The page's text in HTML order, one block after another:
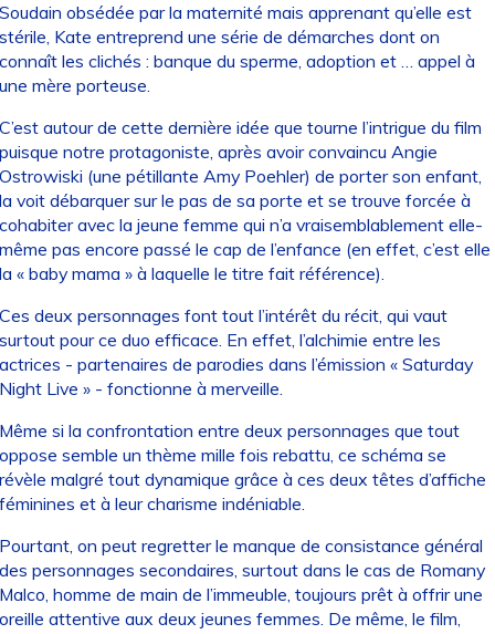
obsédée par la maternité mais apprenant qu’elle est
Kate entreprend une série de démarches dont on
les clichés : banque du sperme, adoption et … appel à
mère porteuse.
autour de cette dernière idée que tourne l’intrigue du film
notre protagoniste, après avoir convaincu Angie
(une pétillante Amy Poehler) de porter son enfant,
voit débarquer sur le pas de sa porte et se trouve forcée à
avec la jeune femme qui n’a vraisemblablement elle-
pas encore passé le cap de l’enfance (en effet, c’est elle
« baby mama » à laquelle le titre fait référence).
deux personnages font tout l’intérêt du récit, qui vaut
pour ce duo efficace. En effet, l’alchimie entre les
- partenaires de parodies dans l’émission « Saturday
Live » - fonctionne à merveille.
si la confrontation entre deux personnages que tout
semble un thème mille fois rebattu, ce schéma se
malgré tout dynamique grâce à ces deux têtes d’affiche
et à leur charisme indéniable.
on peut regretter le manque de consistance général
personnages secondaires, surtout dans le cas de Romany
homme de main de l’immeuble, toujours prêt à offrir une
attentive aux deux jeunes femmes. De même, le film,